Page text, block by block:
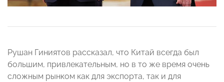
Рушан Гиниятов рассказал, что Китай всегда был
большим, привлекательным, но в то же время очень
сложным рынком как для экспорта, так и для